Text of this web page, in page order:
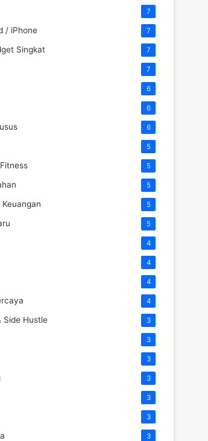
7
/ iPhone 7
Singkat 7
7
6
6
6
5
5
5
5
5
4
4
4
4
Side Hustle 3
3
3
3
3
3
3